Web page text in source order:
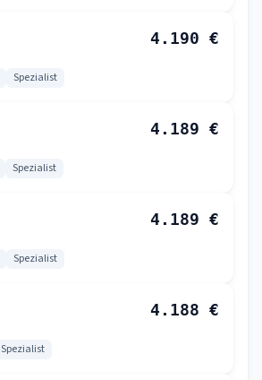
4.190 €
Spezialist
4.189 €
Spezialist
4.189 €
Spezialist
4.188 €
Spezialist